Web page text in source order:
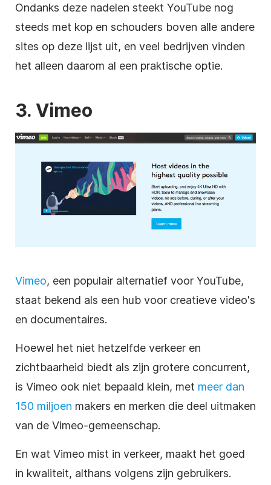
Ondanks deze nadelen steekt YouTube nog
steeds met kop en schouders boven alle andere
sites op deze lijst uit, en veel bedrijven vinden
het alleen daarom al een praktische optie.
3. Vimeo
Vimeo, een populair alternatief voor YouTube,
staat bekend als een hub voor creatieve video's
en documentaires.
Hoewel het niet hetzelfde verkeer en
zichtbaarheid biedt als zijn grotere concurrent,
is Vimeo ook niet bepaald klein, met meer dan
150 miljoen makers en merken die deel uitmaken
van de Vimeo-gemeenschap.
En wat Vimeo mist in verkeer, maakt het goed
in kwaliteit, althans volgens zijn gebruikers.